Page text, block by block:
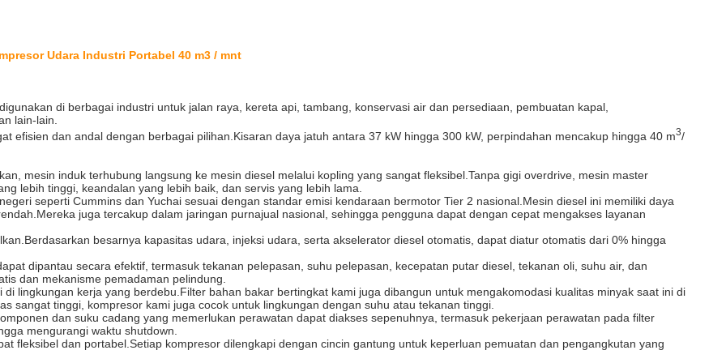
Udara Industri Portabel 40 m3 / mnt
di berbagai industri untuk jalan raya, kereta api, tambang, konservasi air dan persediaan, pembuatan kapal,
lain-lain.
efisien dan andal dengan berbagai pilihan.Kisaran daya jatuh antara 37 kW hingga 300 kW, perpindahan mencakup hingga 40 m3/
mesin induk terhubung langsung ke mesin diesel melalui kopling yang sangat fleksibel.Tanpa gigi overdrive, mesin master
lebih tinggi, keandalan yang lebih baik, dan servis yang lebih lama.
seperti Cummins dan Yuchai sesuai dengan standar emisi kendaraan bermotor Tier 2 nasional.Mesin diesel ini memiliki daya
juga tercakup dalam jaringan purnajual nasional, sehingga pengguna dapat dengan cepat mengakses layanan
besarnya kapasitas udara, injeksi udara, serta akselerator diesel otomatis, dapat diatur otomatis dari 0% hingga
dipantau secara efektif, termasuk tekanan pelepasan, suhu pelepasan, kecepatan putar diesel, tekanan oli, suhu air, dan
dan mekanisme pemadaman pelindung.
lingkungan kerja yang berdebu.Filter bahan bakar bertingkat kami juga dibangun untuk mengakomodasi kualitas minyak saat ini di
sangat tinggi, kompresor kami juga cocok untuk lingkungan dengan suhu atau tekanan tinggi.
dan suku cadang yang memerlukan perawatan dapat diakses sepenuhnya, termasuk pekerjaan perawatan pada filter
mengurangi waktu shutdown.
fleksibel dan portabel.Setiap kompresor dilengkapi dengan cincin gantung untuk keperluan pemuatan dan pengangkutan yang